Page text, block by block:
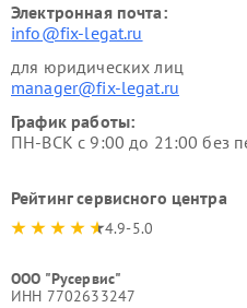
Электронная почта:
info@fix-legat.ru
для юридических лиц
manager@fix-legat.ru
График работы:
ПН-ВСК с 9:00 до 21:00 без
Рейтинг сервисного центра
4.9-5.0
ООО "Русервис"
ИНН 7702633247